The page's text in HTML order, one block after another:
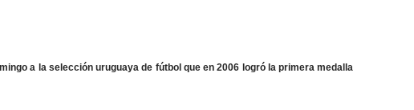
a la selección uruguaya de fútbol que en 2006 logró la primera medalla